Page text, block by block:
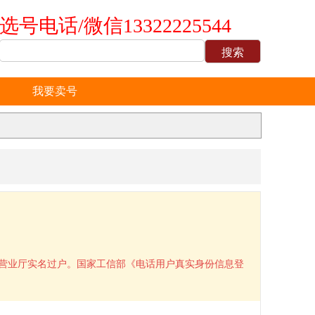
选号电话/微信13322225544
我要卖号
业厅实名过户。国家工信部《电话用户真实身份信息登